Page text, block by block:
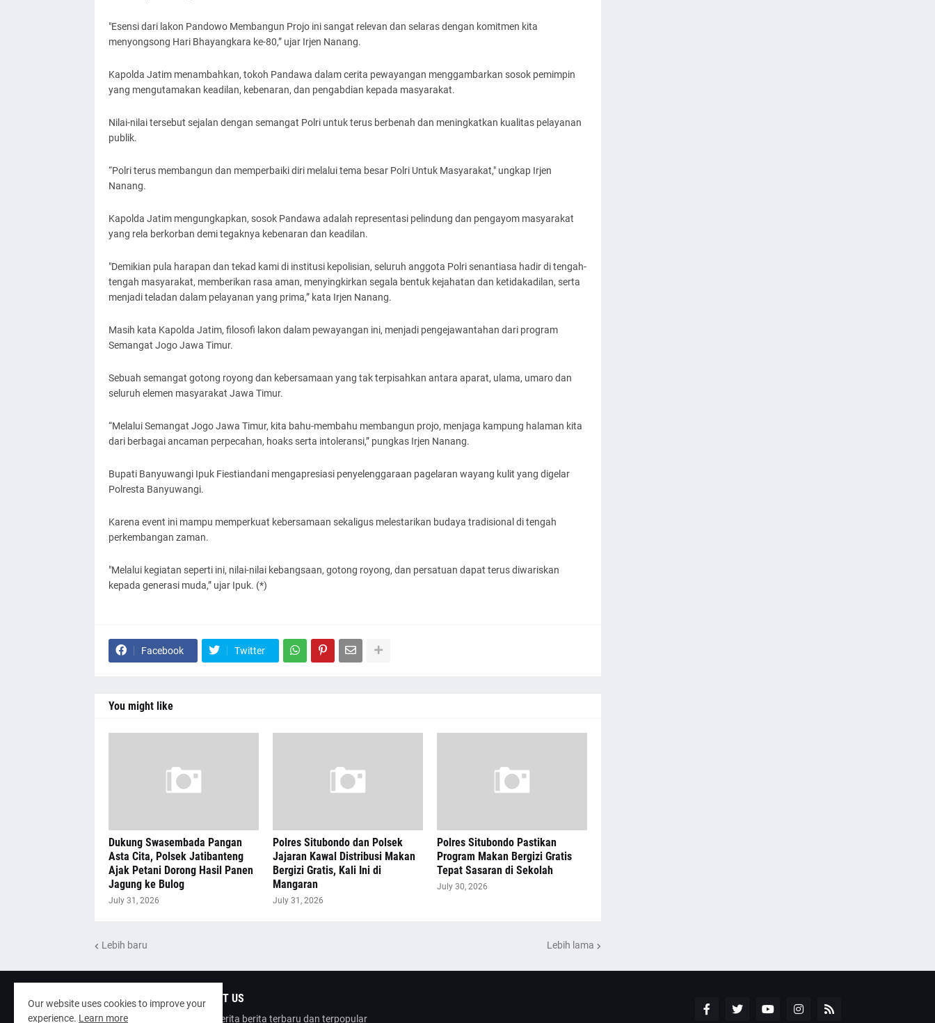
"Esensi dari lakon Pandowo Membangun Projo ini sangat relevan dan selaras dengan komitmen kita
menyongsong Hari Bhayangkara ke-80,” ujar Irjen Nanang.
Kapolda Jatim menambahkan, tokoh Pandawa dalam cerita pewayangan menggambarkan sosok pemimpin
yang mengutamakan keadilan, kebenaran, dan pengabdian kepada masyarakat.
Nilai-nilai tersebut sejalan dengan semangat Polri untuk terus berbenah dan meningkatkan kualitas pelayanan
publik.
“Polri terus membangun dan memperbaiki diri melalui tema besar Polri Untuk Masyarakat," ungkap Irjen
Nanang.
Kapolda Jatim mengungkapkan, sosok Pandawa adalah representasi pelindung dan pengayom masyarakat
yang rela berkorban demi tegaknya kebenaran dan keadilan.
"Demikian pula harapan dan tekad kami di institusi kepolisian, seluruh anggota Polri senantiasa hadir di tengah-
tengah masyarakat, memberikan rasa aman, menyingkirkan segala bentuk kejahatan dan ketidakadilan, serta
menjadi teladan dalam pelayanan yang prima,” kata Irjen Nanang.
Masih kata Kapolda Jatim, filosofi lakon dalam pewayangan ini, menjadi pengejawantahan dari program
Semangat Jogo Jawa Timur.
Sebuah semangat gotong royong dan kebersamaan yang tak terpisahkan antara aparat, ulama, umaro dan
seluruh elemen masyarakat Jawa Timur.
“Melalui Semangat Jogo Jawa Timur, kita bahu-membahu membangun projo, menjaga kampung halaman kita
dari berbagai ancaman perpecahan, hoaks serta intoleransi,” pungkas Irjen Nanang.
Bupati Banyuwangi Ipuk Fiestiandani mengapresiasi penyelenggaraan pagelaran wayang kulit yang digelar
Polresta Banyuwangi.
Karena event ini mampu memperkuat kebersamaan sekaligus melestarikan budaya tradisional di tengah
perkembangan zaman.
"Melalui kegiatan seperti ini, nilai-nilai kebangsaan, gotong royong, dan persatuan dapat terus diwariskan
kepada generasi muda,” ujar Ipuk. (*)
Facebook Twitter
You might like
Dukung Swasembada Pangan
Asta Cita, Polsek Jatibanteng
Ajak Petani Dorong Hasil Panen
Jagung ke Bulog
July 31, 2026
Polres Situbondo dan Polsek
Jajaran Kawal Distribusi Makan
Bergizi Gratis, Kali Ini di
Mangaran
July 31, 2026
Polres Situbondo Pastikan
Program Makan Bergizi Gratis
Tepat Sasaran di Sekolah
July 30, 2026
Lebih baru Lebih lama
ABOUT US
poinberita berita terbaru dan terpopular
Our website uses cookies to improve your
experience. Learn more